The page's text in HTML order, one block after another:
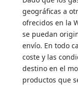
geográficas a
ofrecidos en la
se puedan
envío. En todo
coste y las
destino en el
productos que